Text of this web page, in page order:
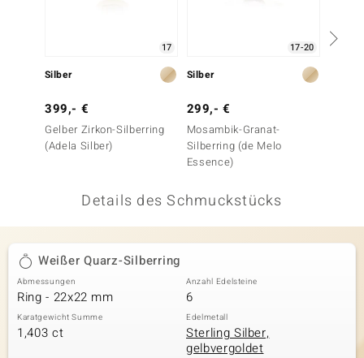
BY DE MELO
Collection
17
Silber
399,- €
Gelber Zirkon-Silberring
(Adela Silber)
17-20
Silber
299,- €
Mosambik-Granat-
Silberring (de Melo
Essence)
Details des Schmuckstücks
Weißer Quarz-Silberring
Abmessungen
Ring - 22x22 mm
Anzahl Edelsteine
6
Karatgewicht Summe
1,403 ct
Edelmetall
Sterling Silber,
gelbvergoldet